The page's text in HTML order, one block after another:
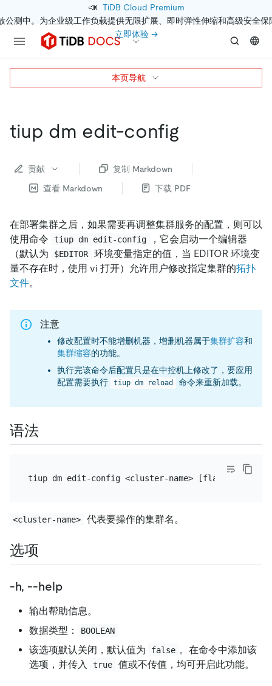
📣 TiDB Cloud Premium
公测中。为企业级工作负载提供无限扩展、即时弹性伸缩和高级安全保
立即体验 →
tiup dm edit-config
贡献
复制 Markdown
查看 Markdown
下载 PDF
在部署集群之后，如果需要再调整集群服务的配置，则可以
使用命令
tiup dm edit-config
，它会启动一个编辑器
（默认为
$EDITOR
环境变量指定的值，当 EDITOR 环境变
量不存在时，使用 vi 打开）允许用户修改指定集群的拓扑
文件。
注意
修改配置时不能增删机器，增删机器属于集群扩容和
集群缩容的功能。
执行完该命令后配置只是在中控机上修改了，要应用
配置需要执行
tiup dm reload 命令来重新加载。
语法
<cluster-name> 代表要操作的集群名。
选项
-h, --help
输出帮助信息。
数据类型：
BOOLEAN
该选项默认关闭，默认值为 false 。在命令中添加该
选项，并传入
true 值或不传值，均可开启此功能。
本页导航